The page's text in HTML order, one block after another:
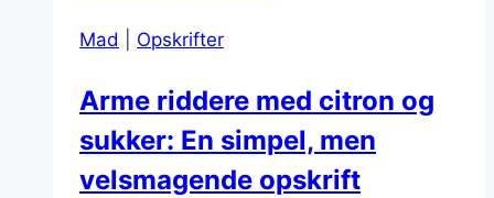
yoghurt
brunch
Mad Opskrifter
Arme riddere med citron og
sukker: En simpel, men
velsmagende opskrift